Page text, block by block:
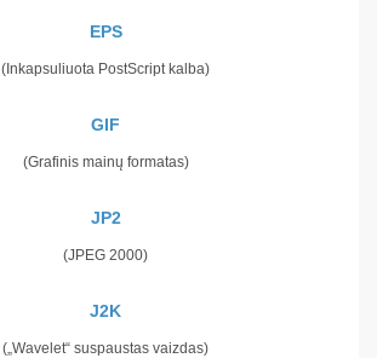
EPS
(Inkapsuliuota PostScript kalba)
GIF
(Grafinis mainų formatas)
JP2
(JPEG 2000)
J2K
(„Wavelet“ suspaustas vaizdas)